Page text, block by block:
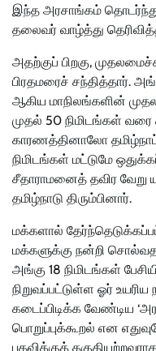
இந்த அரசாங்கம்
தலைவர் வாழ்த்து
அதற்குப் பிறகு,
பிரதமரைச் சந்தித்தார்.
ஆகிய மாநிலங்களின்
முதல் 50 நிமிடங்கள்
காரணத்தினாலோ
நிமிடங்கள் மட்டுமே
சீதாராமனைத் தவிர வேறு
தமிழ்நாடு திரும்பினார்.
மக்களால்
மக்களுக்கு நன்றி
அங்கு 18 நிமிடங்கள்
நிறுவப்பட்டுள்ள ஓர் உயரிய
கடைப்பிடிக்க வேண்டிய
பொறுப்புக்கூறல் என
பதவிக்குத்